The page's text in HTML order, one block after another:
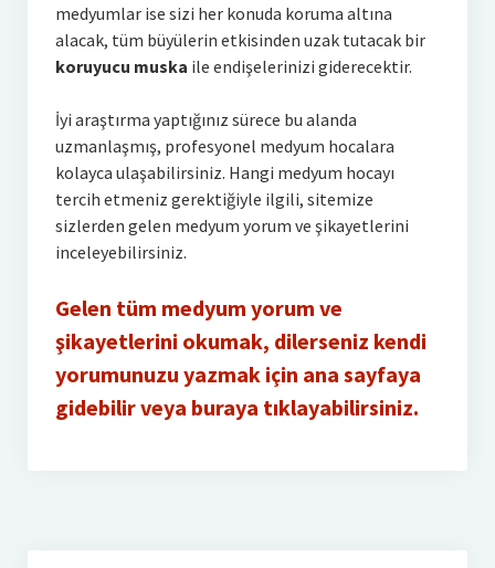
medyumlar ise sizi her konuda koruma altına
alacak, tüm büyülerin etkisinden uzak tutacak bir
koruyucu muska ile endişelerinizi giderecektir.
İyi araştırma yaptığınız sürece bu alanda
uzmanlaşmış, profesyonel medyum hocalara
kolayca ulaşabilirsiniz. Hangi medyum hocayı
tercih etmeniz gerektiğiyle ilgili, sitemize
sizlerden gelen medyum yorum ve şikayetlerini
inceleyebilirsiniz.
Gelen tüm medyum yorum ve
şikayetlerini okumak, dilerseniz kendi
yorumunuzu yazmak için ana sayfaya
gidebilir veya buraya tıklayabilirsiniz.